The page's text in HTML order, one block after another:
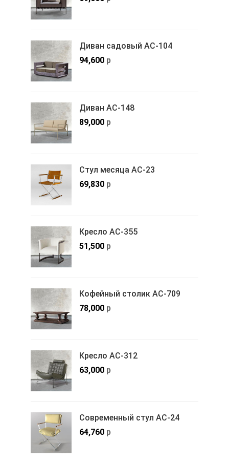
Диван садовый АС-104
94,600 р
Диван АС-148
89,000 р
Стул месяца АС-23
69,830 р
Кресло АС-355
51,500 р
Кофейный столик АС-709
78,000 р
Кресло АС-312
63,000 р
Современный стул АС-24
64,760 р